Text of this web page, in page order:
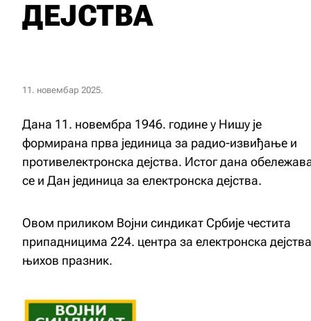
ДЕЈСТВА
11. новембар 2025.
Дана 11. новембра 1946. године у Нишу је
формирана прва јединица за радио-извиђање и
противелектронска дејства. Истог дана
се и Дан јединица за електронска дејства.
Овом приликом Војни синдикат Србије честита
припадницима 224. центра за електронска дејства
њихов празник.